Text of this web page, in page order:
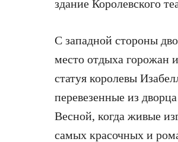
здание Королевского
С западной стороны
место отдыха горожан
статуя королевы
перевезенные из
Весной, когда живые
самых красочных и